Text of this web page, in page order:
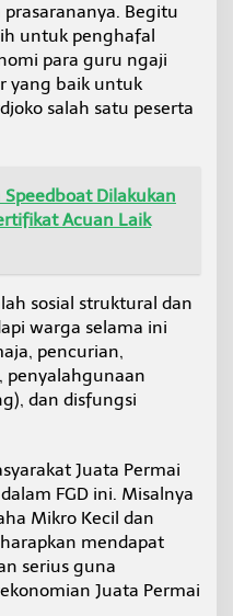
Begitu
untuk penghafal
para guru ngaji
yang baik untuk
salah satu peserta
Speedboat Dilakukan
Acuan Laik
sosial struktural dan
warga selama ini
pencurian,
penyalahgunaan
dan disfungsi
Juata Permai
FGD ini. Misalnya
Mikro Kecil dan
mendapat
serius guna
Juata Permai